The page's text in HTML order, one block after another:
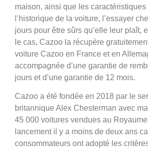
maison, ainsi que les
l’historique de la voiture, l’essayer
jours pour être sûrs qu’elle leur plaît,
le cas, Cazoo la récupère
voiture Cazoo en France et en
accompagnée d’une garantie de
jours et d’une garantie de 12 mois.
Cazoo a été fondée en 2018 par le
britannique Alex Chesterman avec
45 000 voitures vendues au
lancement il y a moins de deux ans
consommateurs ont adopté les